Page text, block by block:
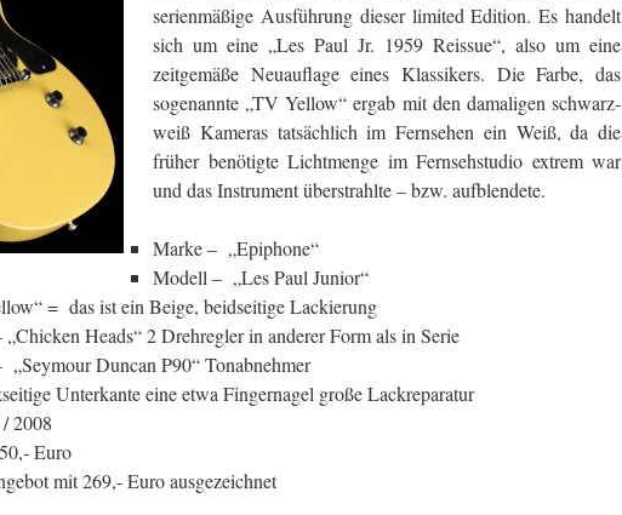
serienmäßige Ausführung dieser limited Edition. Es handelt
sich um eine „Les Paul Jr. 1959 Reissue“, also um eine
zeitgemäße Neuauflage eines Klassikers. Die Farbe, das
sogenannte „TV Yellow“ ergab mit den damaligen schwarz-
weiß Kameras tatsächlich im Fernsehen ein Weiß, da die
früher benötigte Lichtmenge im Fernsehstudio extrem war
und das Instrument überstrahlte – bzw. aufblendete.
Marke – „Epiphone“
Modell – „Les Paul Junior“
= das ist ein Beige, beidseitige Lackierung
Heads“ 2 Drehregler in anderer Form als in Serie
Duncan P90“ Tonabnehmer
Unterkante eine etwa Fingernagel große Lackreparatur
2008
Euro
mit 269,- Euro ausgezeichnet